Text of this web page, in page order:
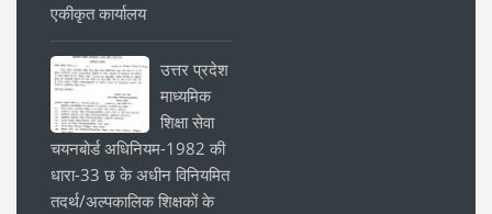
एकीकृत कार्यालय
उत्तर प्रदेश
माध्यमिक
शिक्षा सेवा
चयनबोर्ड अधिनियम-1982 की
धारा-33 छ के अधीन विनियमित
तदर्थ/अल्पकालिक शिक्षकों के